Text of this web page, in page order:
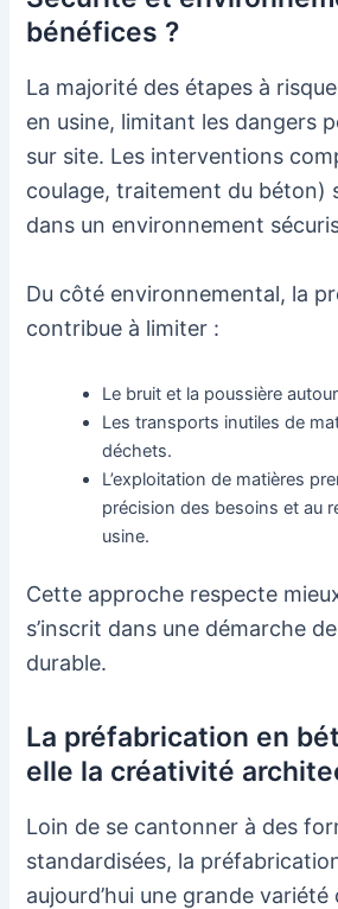
bénéfices ?
La majorité des étapes à
en usine, limitant les dangers
sur site. Les interventions
coulage, traitement du béton)
dans un environnement
Du côté environnemental, la
contribue à limiter :
Le bruit et la poussière
Les transports inutiles de
déchets.
L’exploitation de matières
précision des besoins et au
usine.
Cette approche respecte
s’inscrit dans une démarche
durable.
La préfabrication en
elle la créativité
Loin de se cantonner à des
standardisées, la
aujourd’hui une grande